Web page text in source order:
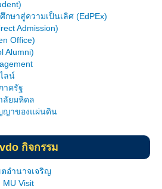
งฯ
ตั้งฯ
วรทราบ
ษาสู่ความเป็นเลิศ (EdPEx)
Admission)
Office)
Alumni)
ลน์
าครัฐ
ลัยมหิดล
ญาของแผ่นดิน
vdo กิจกรรม
อำนาจเจริญ
MU Visit